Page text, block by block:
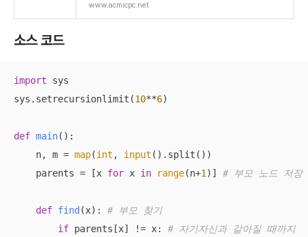
www.acmicpc.net
소스 코드
import sys
sys.setrecursionlimit(10**6)
def main():
    n, m =
map(int , input ().split())
    parents = [x
for x in range(n+1 )] # 부모 노드 저장
def find (x):
# 부모 찾기
if parents[x] != x: # 자기자신과 같아질 때까지